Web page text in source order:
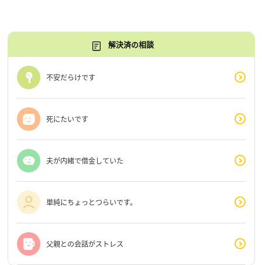
解決済の相談
不安だらけです
死にたいです
夫が内緒で借金していた
単純にちょっとつらいです。
父親との会話がストレス